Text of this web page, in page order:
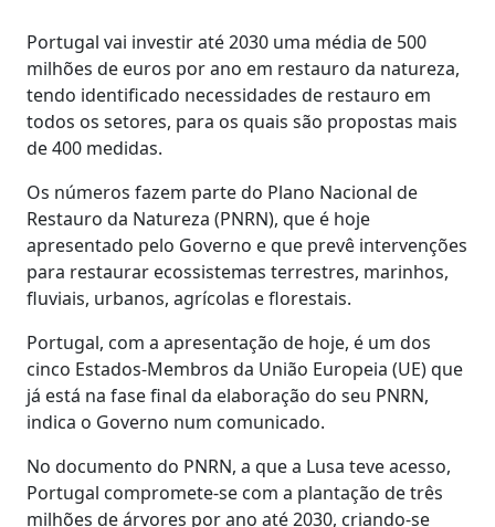
Portugal vai investir até 2030 uma média de 500
milhões de euros por ano em restauro da natureza,
tendo identificado necessidades de restauro em
todos os setores, para os quais são propostas mais
de 400 medidas.
Os números fazem parte do Plano Nacional de
Restauro da Natureza (PNRN), que é hoje
apresentado pelo Governo e que prevê intervenções
para restaurar ecossistemas terrestres, marinhos,
fluviais, urbanos, agrícolas e florestais.
Portugal, com a apresentação de hoje, é um dos
cinco Estados-Membros da União Europeia (UE) que
já está na fase final da elaboração do seu PNRN,
indica o Governo num comunicado.
No documento do PNRN, a que a Lusa teve acesso,
Portugal compromete-se com a plantação de três
milhões de árvores por ano até 2030, criando-se